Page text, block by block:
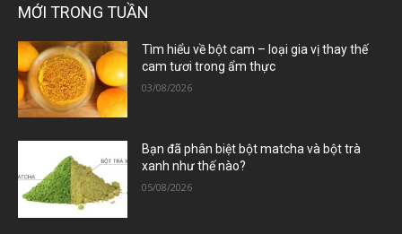
MỚI TRONG TUẦN
Tìm hiểu về bột cam – loại gia vị thay thế
cam tươi trong ẩm thực
03/08/2026
Bạn đã phân biệt bột matcha và bột trà
xanh như thế nào?
05/08/2026